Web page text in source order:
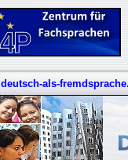
deutsch-als-